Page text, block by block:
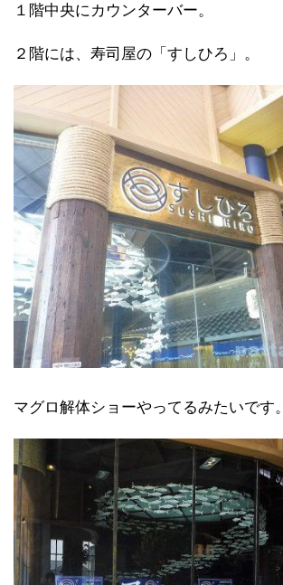
１階中央にカウンターバー。
２階には、寿司屋の「すしひろ」。
マグロ解体ショーやってるみたいです。